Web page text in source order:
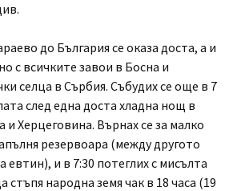
до България се оказа доста, а и
с всичките завои в Босна и
селца в Сърбия. Събудих се още в 7
след една доста хладна нощ в
и Херцеговина. Върнах се за малко
резервоара (между другото
евтин), и в 7:30 потеглих с мисълта
стъпя народна земя чак в 18 часа (19